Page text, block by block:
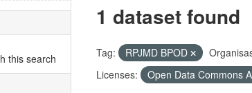
this search
1 dataset found
Tag: RPJMD BPOD
Licenses:
Open Data Commons